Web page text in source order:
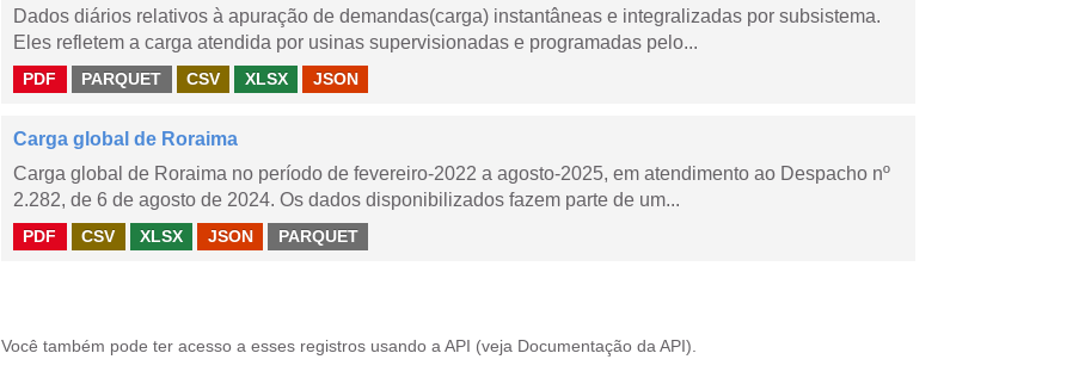
Dados diários relativos à apuração de demandas(carga) instantâneas e integralizadas por subsistema.
Eles refletem a carga atendida por usinas supervisionadas e programadas pelo...
PDF PARQUET CSV XLSX JSON
Carga global de Roraima
Carga global de Roraima no período de fevereiro-2022 a agosto-2025, em atendimento ao Despacho nº
2.282, de 6 de agosto de 2024. Os dados disponibilizados fazem parte de um...
PDF CSV XLSX JSON PARQUET
Você também pode ter acesso a esses registros usando a API (veja Documentação da API ).